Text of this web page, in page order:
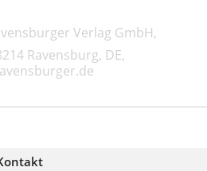
Verlag GmbH,
Ravensburg, DE,